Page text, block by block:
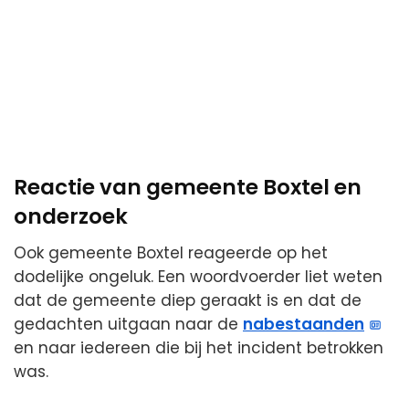
Reactie van gemeente Boxtel en
onderzoek
Ook gemeente Boxtel reageerde op het
dodelijke ongeluk. Een woordvoerder liet weten
dat de gemeente diep geraakt is en dat de
gedachten uitgaan naar de nabestaanden
en naar iedereen die bij het incident betrokken
was.